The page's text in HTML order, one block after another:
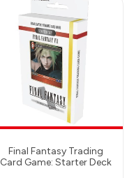
Final Fantasy Trading
Card Game: Starter Deck